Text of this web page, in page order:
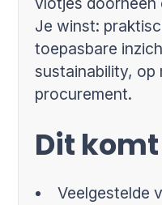
Je winst:
toepasbare
sustainability, op
procurement.
Dit
Veelgestelde